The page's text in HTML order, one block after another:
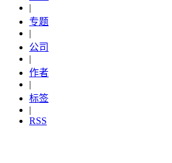
|
专题
|
公司
|
作者
|
标签
|
RSS